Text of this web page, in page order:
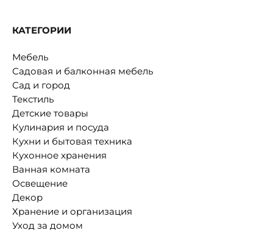
КАТЕГОРИИ
Мебель
Садовая и балконная мебель
Сад и город
Текстиль
Детские товары
Кулинария и посуда
Кухни и бытовая техника
Кухонное хранения
Ванная комната
Освещение
Декор
Хранение и организация
Уход за домом